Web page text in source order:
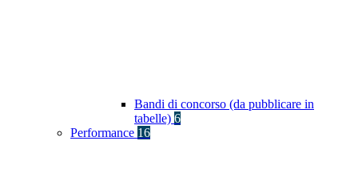
Bandi di concorso (da pubblicare in
tabelle) 6
Performance 16